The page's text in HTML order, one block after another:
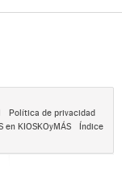
Política de privacidad
en KIOSKOyMÁS
Índice